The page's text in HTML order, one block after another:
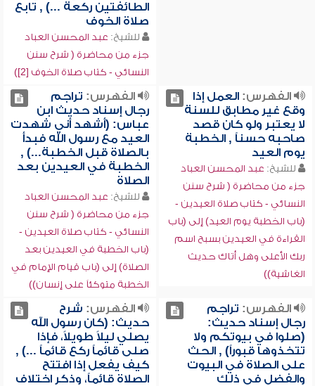
الطائفتين ركعة ...) , تابع
صلاة الخوف
للشيخ: عبد المحسن العباد
جزء من محاضرة ( شرح سنن
النسائي - كتاب صلاة الخوف [2])
الفهرس:العمل إذا
وقع غير مطابق للسنة
لا يعتبر ولو كان قصد
صاحبه حسناً , الخطبة
يوم العيد
للشيخ: عبد المحسن العباد
جزء من محاضرة ( شرح سنن
النسائي - كتاب صلاة العيدين -
(باب الخطبة يوم العيد) إلى (باب
القراءة في العيدين بسبح اسم
ربك الأعلى وهل أتاك حديث
الغاشية))
الفهرس: تراجم
رجال إسناد حديث ابن
عباس: (أشهد أني شهدت
العيد مع رسول الله فبدأ
بالصلاة قبل الخطبة...) ,
الخطبة في العيدين بعد
الصلاة
للشيخ: عبد المحسن العباد
جزء من محاضرة ( شرح سنن
النسائي - كتاب صلاة العيدين -
(باب الخطبة في العيدين بعد
الصلاة) إلى (باب قيام الإمام في
الخطبة متوكئاً على إنسان))
الفهرس: تراجم
رجال إسناد حديث:
(صلوا في بيوتكم ولا
تتخذوها قبوراً) , الحث
على الصلاة في البيوت
والفضل في ذلك
الفهرس: شرح
حديث: (كان رسول الله
يصلي ليلاً طويلاً، فإذا
صلى قائماً ركع قائماً ...) ,
كيف يفعل إذا افتتح
الصلاة قائماً، وذكر اختلاف